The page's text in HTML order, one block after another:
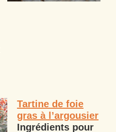
Tartine de foie
gras à l’argousier
Ingrédients pour